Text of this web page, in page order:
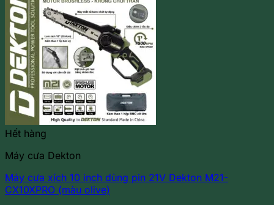
Hết hàng
Máy cưa Dekton
Máy cưa xích 10 inch dùng pin 21V Dekton M21-
CX10XPRO (màu olive)